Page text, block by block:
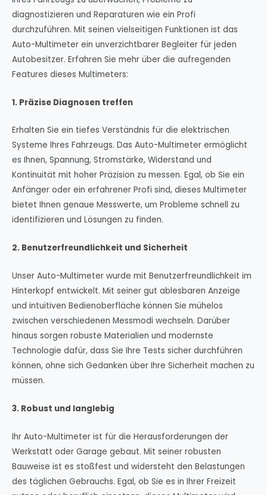
diagnostizieren und Reparaturen wie ein Profi
durchzuführen. Mit seinen vielseitigen Funktionen ist das
Auto-Multimeter ein unverzichtbarer Begleiter für jeden
Autobesitzer. Erfahren Sie mehr über die aufregenden
Features dieses Multimeters:
1. Präzise Diagnosen treffen
Erhalten Sie ein tiefes Verständnis für die elektrischen
Systeme Ihres Fahrzeugs. Das Auto-Multimeter ermöglicht
es Ihnen, Spannung, Stromstärke, Widerstand und
Kontinuität mit hoher Präzision zu messen. Egal, ob Sie ein
Anfänger oder ein erfahrener Profi sind, dieses Multimeter
bietet Ihnen genaue Messwerte, um Probleme schnell zu
identifizieren und Lösungen zu finden.
2. Benutzerfreundlichkeit und Sicherheit
Unser Auto-Multimeter wurde mit Benutzerfreundlichkeit im
Hinterkopf entwickelt. Mit seiner gut ablesbaren Anzeige
und intuitiven Bedienoberfläche können Sie mühelos
zwischen verschiedenen Messmodi wechseln. Darüber
hinaus sorgen robuste Materialien und modernste
Technologie dafür, dass Sie Ihre Tests sicher durchführen
können, ohne sich Gedanken über Ihre Sicherheit machen zu
müssen.
3. Robust und langlebig
Ihr Auto-Multimeter ist für die Herausforderungen der
Werkstatt oder Garage gebaut. Mit seiner robusten
Bauweise ist es stoßfest und widersteht den Belastungen
des täglichen Gebrauchs. Egal, ob Sie es in Ihrer Freizeit